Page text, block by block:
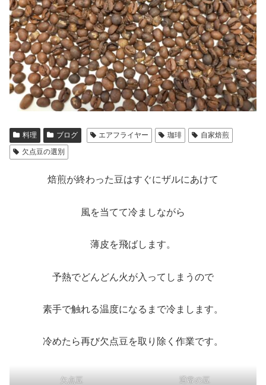
料理 ブログ エアフライヤー 珈琲
自家焙煎
欠点豆の選別
焙煎が終わった豆はすぐにザルにあけて
風を当てて冷ましながら
薄皮を飛ばします。
予熱でどんどん火が入ってしまうので
素手で触れる温度になるまで冷まします。
冷めたら再び欠点豆を取り除く作業です。
欠点豆 通常の豆